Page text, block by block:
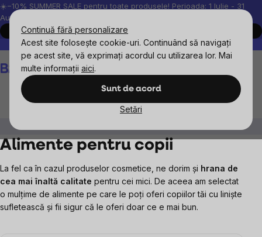
Continuă fără personalizare
Acest site folosește cookie-uri. Continuând să navigați
pe acest site, vă exprimați acordul cu utilizarea lor. Mai
multe informații aici.
Sunt de acord
Setări
Treci
la
conținut
☀️−10% SUMMER SALE pentru toate produsele! Perioada: 1 Iulie - 31
August, 2026.
Cumpără acum
Peste 200.000 de recenzii verificate
Produsele noastre sunt
Coş
de
Alimente pentru copii
La fel ca în cazul produselor cosmetice, ne dorim și hrana de
cea mai înaltă calitate pentru cei mici. De aceea am selectat
o mulțime de alimente pe care le poți oferi copiilor tăi cu liniște
sufletească și fii sigur că le oferi doar ce e mai bun.